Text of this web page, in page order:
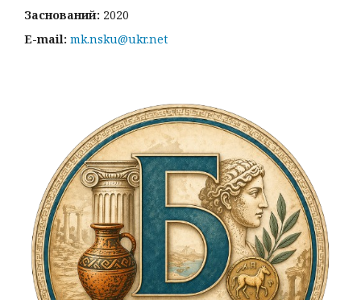
Заснований: 2020
E-mail: mk.nsku@ukr.net